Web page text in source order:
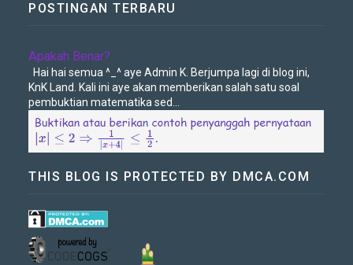
✋🏽POSTINGAN TERBARU
Apakah Benar?
Hai hai semua ^_^ aye Admin K. Berjumpa lagi di blog ini,
KnK Land. Kali ini aye akan memberikan salah satu soal
pembuktian matematika sed...
THIS BLOG IS PROTECTED BY DMCA.COM